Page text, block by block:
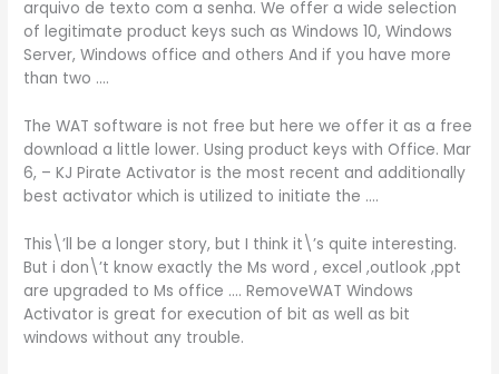
arquivo de texto com a senha. We offer a wide selection
of legitimate product keys such as Windows 10, Windows
Server, Windows office and others And if you have more
than two ….
The WAT software is not free but here we offer it as a free
download a little lower. Using product keys with Office. Mar
6, – KJ Pirate Activator is the most recent and additionally
best activator which is utilized to initiate the ….
This\’ll be a longer story, but I think it\’s quite interesting.
But i don\’t know exactly the Ms word , excel ,outlook ,ppt
are upgraded to Ms office …. RemoveWAT Windows
Activator is great for execution of bit as well as bit
windows without any trouble.